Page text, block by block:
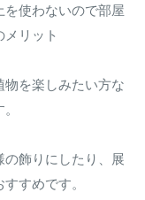
使わないので部屋
リット
を楽しみたい方な
飾りにしたり、展
すめです。